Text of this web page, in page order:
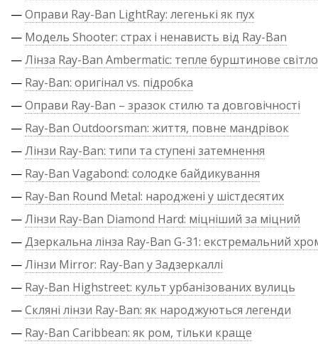
—Оправи Ray-Ban LightRay: легенькі як пух
— Модель Shooter: страх і ненависть від Ray-Ban
—Лінза Ray-Ban Ambermatic: тепле бурштинове світло
— Ray-Ban: оригінал vs. підробка
—Оправи Ray-Ban – зразок стилю та довговічності
— Ray-Ban Outdoorsman: життя, повне мандрівок
—Лінзи Ray-Ban: типи та ступені затемнення
— Ray-Ban Vagabond: солодке байдикування
— Ray-Ban Round Metal: народжені у шістдесятих
—Лінзи Ray-Ban Diamond Hard: міцніший за міцний
—Дзеркальна лінза Ray-Ban G-31: екстремальний
—Лінзи Mirror: Ray-Ban у Задзеркаллі
— Ray-Ban Highstreet: культ урбанізованих вулиць
—Скляні лінзи Ray-Ban: як народжуються легенди
— Ray-Ban Caribbean: як ром, тільки краще